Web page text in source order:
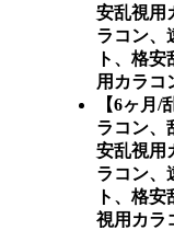
安乱視用
ラコン、
ト、格
用カラコ
【6ヶ月
ラコン、
安乱視用
ラコン、
ト、格
視用カラ